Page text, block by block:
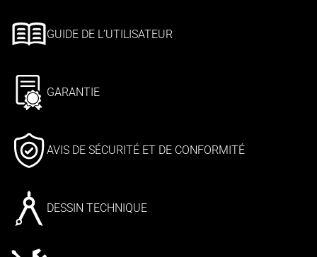
GUIDE DE L’UTILISATEUR
GARANTIE
AVIS DE SÉCURITÉ ET DE CONFORMITÉ
DESSIN TECHNIQUE